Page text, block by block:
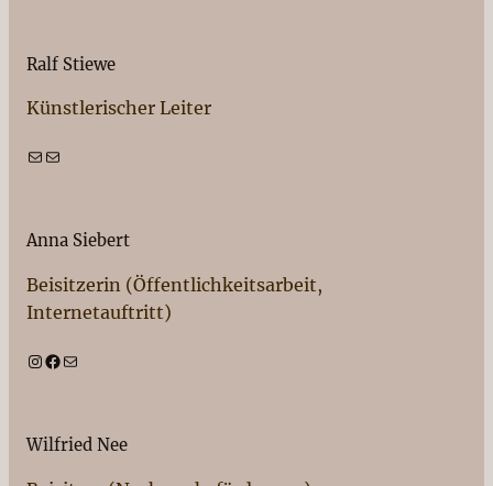
Ralf Stiewe
Künstlerischer Leiter
E-Mail E-Mail
Anna Siebert
Beisitzerin (Öffentlichkeitsarbeit,
Internetauftritt)
InstagramFacebook E-Mail
Wilfried Nee